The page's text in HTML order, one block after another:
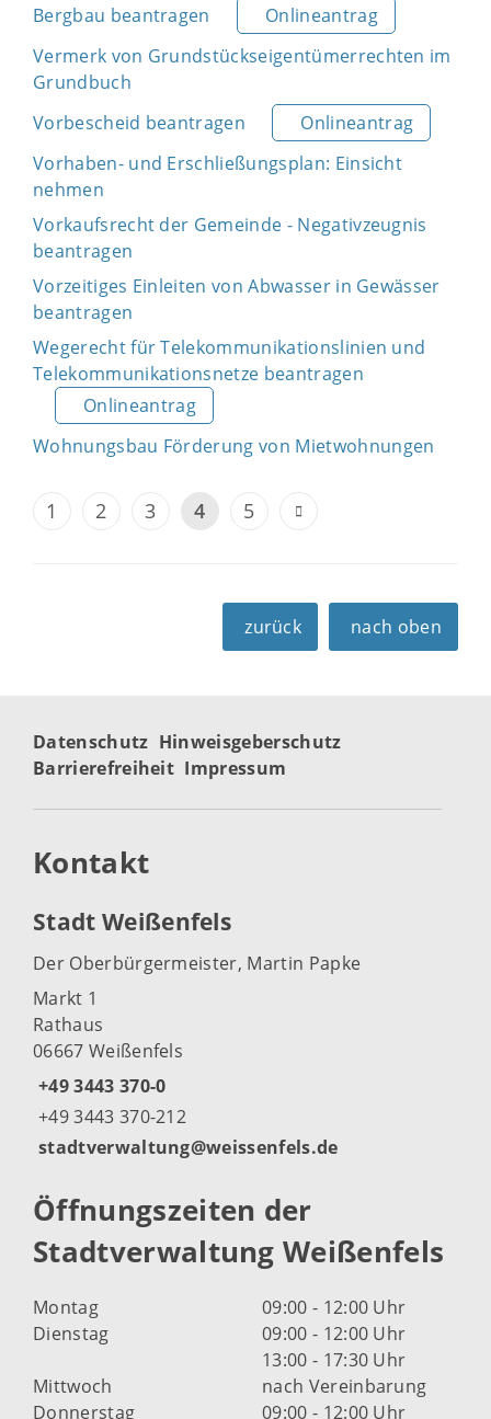
Bergbau beantragen
Onlineantrag
Vermerk von Grundstückseigentümerrechten im
Grundbuch
Vorbescheid beantragen
Onlineantrag
Vorhaben- und Erschließungsplan: Einsicht
nehmen
Vorkaufsrecht der Gemeinde - Negativzeugnis
beantragen
Vorzeitiges Einleiten von Abwasser in Gewässer
beantragen
Wegerecht für Telekommunikationslinien und
Telekommunikationsnetze beantragen
Onlineantrag
Wohnungsbau Förderung von Mietwohnungen
1 2 3 4 5
zurück nach oben
Datenschutz Hinweisgeberschutz
Barrierefreiheit Impressum
Kontakt
Stadt Weißenfels
Der Oberbürgermeister, Martin Papke
Markt 1
Rathaus
06667 Weißenfels
+49 3443 370-0
+49 3443 370-212
stadtverwaltung@weissenfels.de
Öffnungszeiten der
Stadtverwaltung Weißenfels
Montag
09:00 - 12:00 Uhr
Dienstag
09:00 - 12:00 Uhr
13:00 - 17:30 Uhr
Mittwoch
nach Vereinbarung
Donnerstag
09:00 - 12:00 Uhr